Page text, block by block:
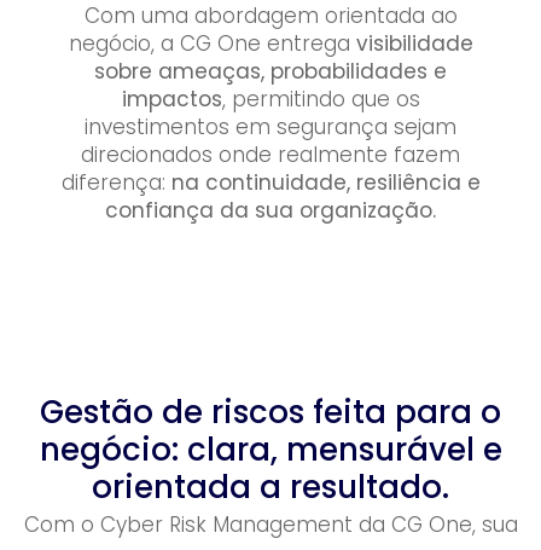
Com uma abordagem orientada ao
negócio, a CG One entrega visibilidade
sobre ameaças, probabilidades e
impactos, permitindo que os
investimentos em segurança sejam
direcionados onde realmente fazem
diferença: na continuidade, resiliência e
confiança da sua organização.
Gestão de riscos feita para o
negócio: clara, mensurável e
orientada a resultado.
Com o Cyber Risk Management da CG One, sua